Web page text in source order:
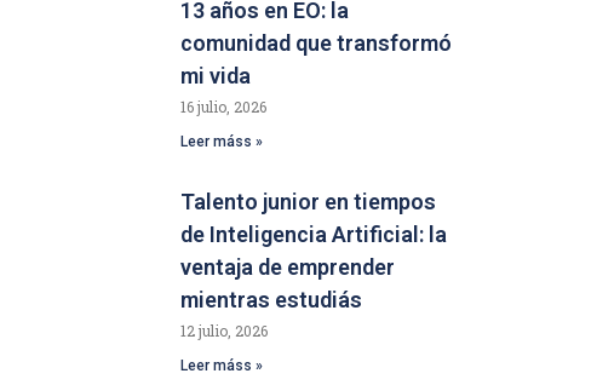
13 años en EO: la
comunidad que transformó
mi vida
16 julio, 2026
Leer máss »
Talento junior en tiempos
de Inteligencia Artificial: la
ventaja de emprender
mientras estudiás
12 julio, 2026
Leer máss »